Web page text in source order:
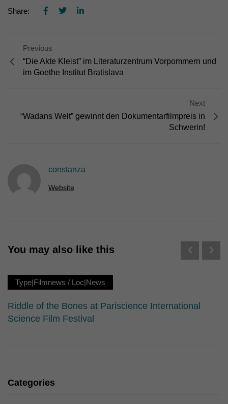
Share:
Previous
“Die Akte Kleist” im Literaturzentrum Vorpommern und
im Goethe Institut Bratislava
Next
“Wadans Welt” gewinnt den Dokumentarfilmpreis in
Schwerin!
constanza
Website
You may also like this
Type|Filmnews / Loc|News
Riddle of the Bones at Pariscience International
Science Film Festival
Categories
standardmäßig blockiert. Wenn Cookies von externen Medien akzeptiert
powered by Borlabs Cookie
Datenschutzerklärung